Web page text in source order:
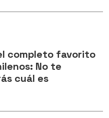
completo favorito
No te
cuál es